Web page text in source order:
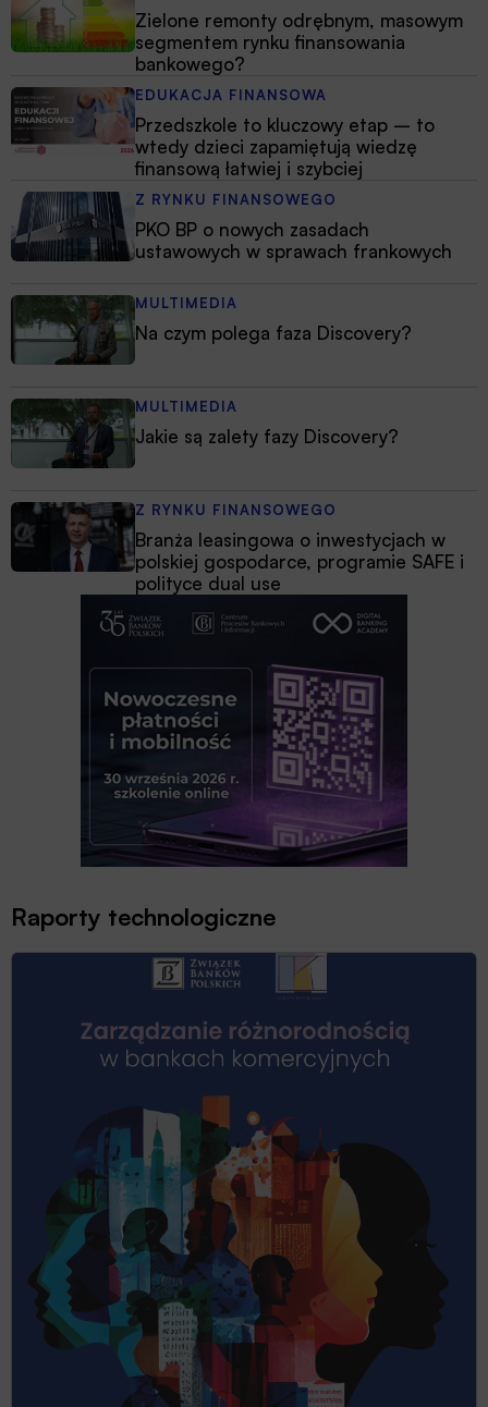
Zielone remonty odrębnym, masowym
segmentem rynku finansowania
bankowego?
EDUKACJA FINANSOWA
Przedszkole to kluczowy etap – to
wtedy dzieci zapamiętują wiedzę
finansową łatwiej i szybciej
Z RYNKU FINANSOWEGO
PKO BP o nowych zasadach
ustawowych w sprawach frankowych
MULTIMEDIA
Na czym polega faza Discovery?
MULTIMEDIA
Jakie są zalety fazy Discovery?
Z RYNKU FINANSOWEGO
Branża leasingowa o inwestycjach w
polskiej gospodarce, programie SAFE i
polityce dual use
Raporty technologiczne